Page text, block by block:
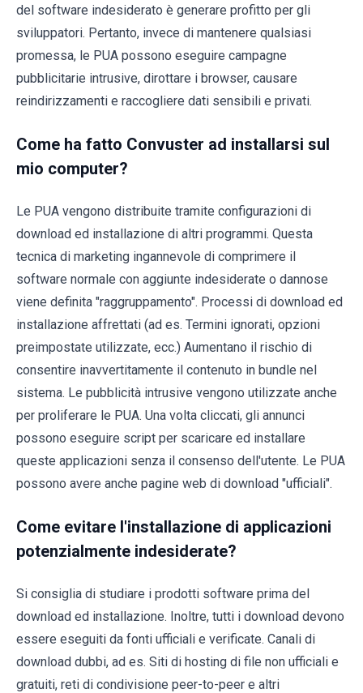
del software indesiderato è generare profitto per gli
sviluppatori. Pertanto, invece di mantenere qualsiasi
promessa, le PUA possono eseguire campagne
pubblicitarie intrusive, dirottare i browser, causare
reindirizzamenti e raccogliere dati sensibili e privati.
Come ha fatto Convuster ad installarsi sul
mio computer?
Le PUA vengono distribuite tramite configurazioni di
download ed installazione di altri programmi. Questa
tecnica di marketing ingannevole di comprimere il
software normale con aggiunte indesiderate o dannose
viene definita "raggruppamento". Processi di download ed
installazione affrettati (ad es. Termini ignorati, opzioni
preimpostate utilizzate, ecc.) Aumentano il rischio di
consentire inavvertitamente il contenuto in bundle nel
sistema. Le pubblicità intrusive vengono utilizzate anche
per proliferare le PUA. Una volta cliccati, gli annunci
possono eseguire script per scaricare ed installare
queste applicazioni senza il consenso dell'utente. Le PUA
possono avere anche pagine web di download "ufficiali".
Come evitare l'installazione di applicazioni
potenzialmente indesiderate?
Si consiglia di studiare i prodotti software prima del
download ed installazione. Inoltre, tutti i download devono
essere eseguiti da fonti ufficiali e verificate. Canali di
download dubbi, ad es. Siti di hosting di file non ufficiali e
gratuiti, reti di condivisione peer-to-peer e altri